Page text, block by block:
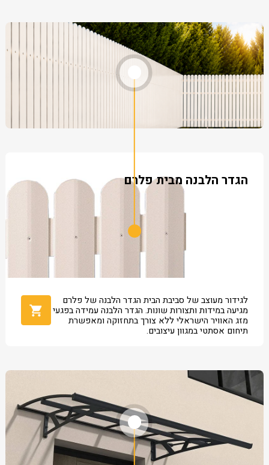
הגדר הלבנה מבית פלרם
לגידור מעוצב של סביבת הבית הגדר הלבנה של פלרם
מגיעה במידות ותצורות שונות. הגדר הלבנה עמידה בפגעי
מזג האוויר הישראלי ללא צורך בתחזוקה ומאפשרת
תיחום אסתטי במגוון עיצובים.